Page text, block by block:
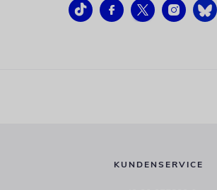
KUNDENSERVICE